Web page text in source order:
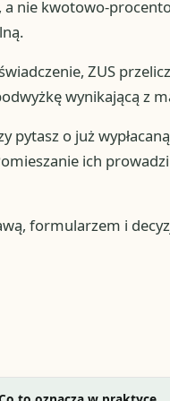
, a nie kwotowo-
ZUS
wynikającą z
o już
ich
formularzem i